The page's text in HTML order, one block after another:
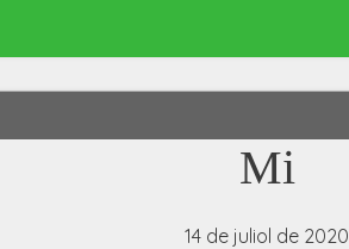
Mi
14 de juliol de 2020